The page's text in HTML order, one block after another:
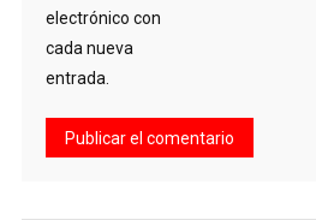
electrónico con
cada nueva
entrada.